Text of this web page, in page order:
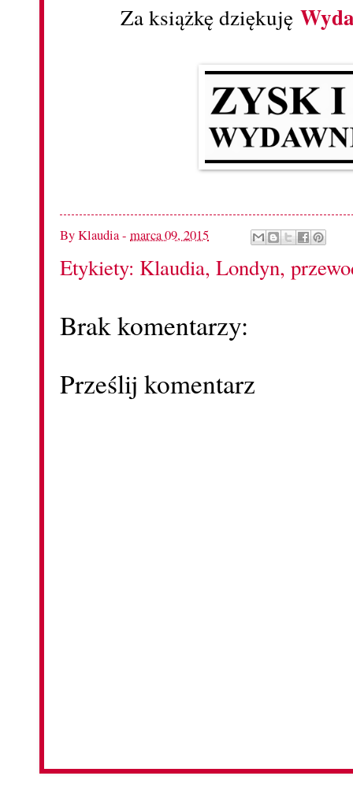
Za książkę dziękuję
ByKlaudia- marca 09, 2015
Etykiety: Klaudia, Londyn,
Brak komentarzy:
Prześlij komentarz